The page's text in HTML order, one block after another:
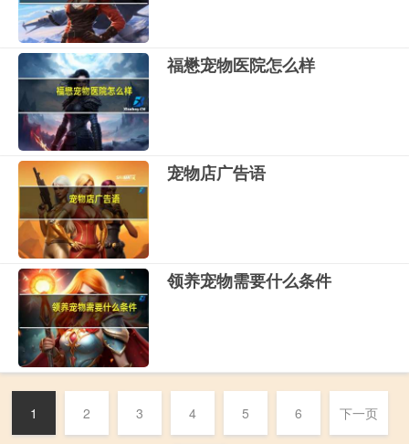
福懋宠物医院怎么样
宠物店广告语
领养宠物需要什么条件
1 2 3 4 5 6 下一页